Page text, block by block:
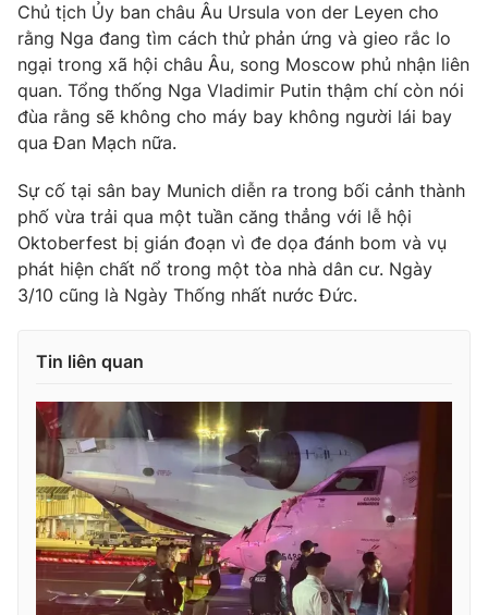
Ðiện thoại Thời báo VTV: 024.66 897 897
Email:toasoan@vtv.vn
Liên hệ quảng cáo: 024-7300.7108
thuận bằng văn bản. Ghi rõ nguồn VTV.vn khi phát hành lại
thông tin từ website này.
Chủ tịch Ủy ban châu Âu Ursula von der Leyen cho
rằng Nga đang tìm cách thử phản ứng và gieo rắc lo
ngại trong xã hội châu Âu, song Moscow phủ nhận liên
quan. Tổng thống Nga Vladimir Putin thậm chí còn nói
đùa rằng sẽ không cho máy bay không người lái bay
qua Đan Mạch nữa.
Sự cố tại sân bay Munich diễn ra trong bối cảnh thành
phố vừa trải qua một tuần căng thẳng với lễ hội
Oktoberfest bị gián đoạn vì đe dọa đánh bom và vụ
phát hiện chất nổ trong một tòa nhà dân cư. Ngày
3/10 cũng là Ngày Thống nhất nước Đức.
Tin liên quan